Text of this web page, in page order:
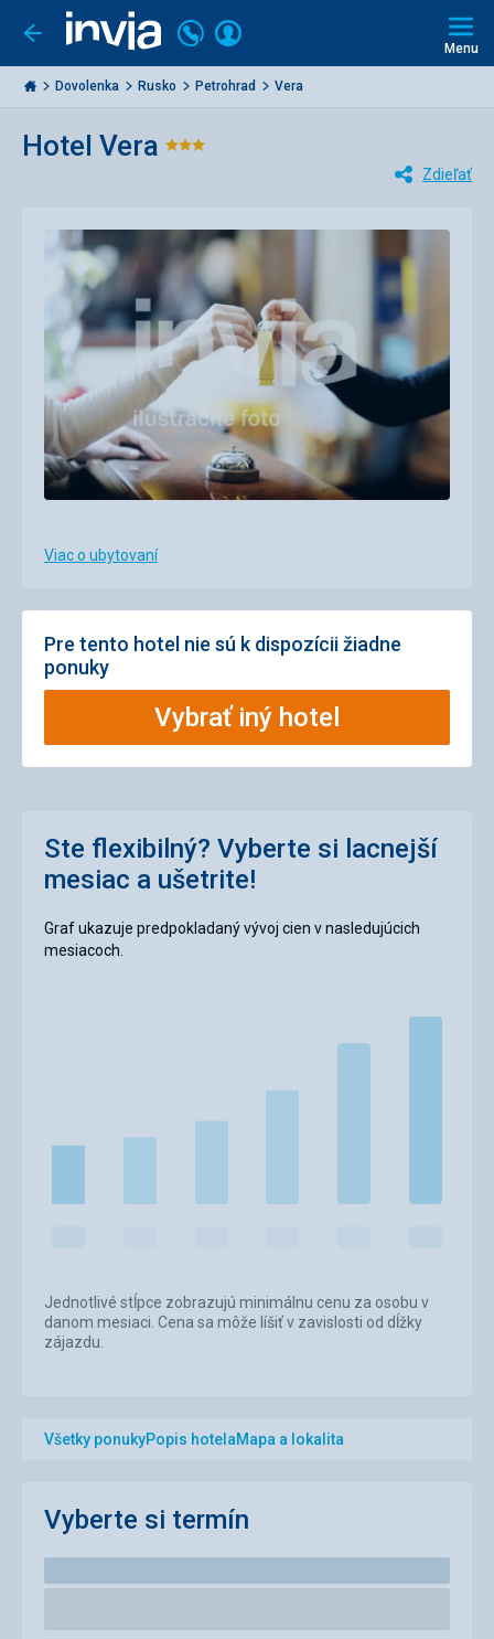
Ísť
späť
Invia.sk
Volajte
+421
2
3221
Prihlásiť
Menu
Dovolenka Rusko Petrohrad Vera
Hotel Vera Hodnotenie:
Zdieľať
Viac o ubytovaní
Pre tento hotel nie sú k dispozícii žiadne
ponuky
Vybrať iný hotel
Ste flexibilný? Vyberte si lacnejší
mesiac a ušetrite!
Graf ukazuje predpokladaný vývoj cien v nasledujúcich
mesiacoch.
Jednotlivé stĺpce zobrazujú minimálnu cenu za osobu v
danom mesiaci. Cena sa môže líšiť v zavislosti od dĺžky
zájazdu.
Všetky ponukyPopis hotelaMapa a lokalita
Vyberte si termín